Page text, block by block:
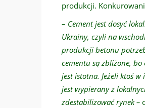
produkcji.
– Cement jest dosyć
Ukrainy, czyli na
produkcji betonu
cementu są zbliżone,
jest istotna. Jeżeli ktoś
jest wypierany z
zdestabilizować rynek –